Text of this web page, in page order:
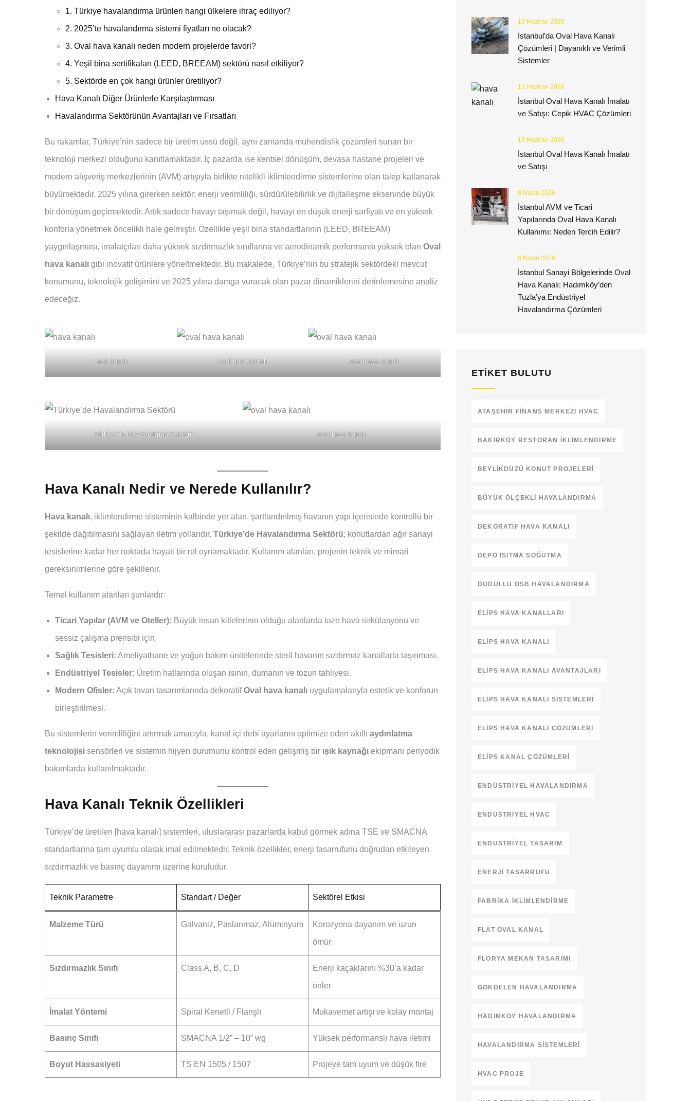
1. Türkiye havalandırma ürünleri hangi ülkelere ihraç ediliyor?
2. 2025’te havalandırma sistemi fiyatları ne olacak?
3. Oval hava kanalı neden modern projelerde favori?
4. Yeşil bina sertifikaları (LEED, BREEAM) sektörü nasıl etkiliyor?
5. Sektörde en çok hangi ürünler üretiliyor?
Hava Kanalı Diğer Ürünlerle Karşılaştırması
Havalandırma Sektörünün Avantajları ve Fırsatları
Bu rakamlar, Türkiye’nin sadece bir üretim üssü değil, aynı zamanda mühendislik çözümleri sunan bir
teknoloji merkezi olduğunu kanıtlamaktadır. İç pazarda ise kentsel dönüşüm, devasa hastane projeleri ve
modern alışveriş merkezlerinin (AVM) artışıyla birlikte nitelikli iklimlendirme sistemlerine olan talep katlanarak
büyümektedir. 2025 yılına girerken sektör; enerji verimliliği, sürdürülebilirlik ve dijitalleşme ekseninde büyük
bir dönüşüm geçirmektedir. Artık sadece havayı taşımak değil, havayı en düşük enerji sarfiyatı ve en yüksek
konforla yönetmek öncelikli hale gelmiştir. Özellikle yeşil bina standartlarının (LEED, BREEAM)
yaygınlaşması, imalatçıları daha yüksek sızdırmazlık sınıflarına ve aerodinamik performansı yüksek olan Oval
hava kanalı gibi inovatif ürünlere yöneltmektedir. Bu makalede, Türkiye’nin bu stratejik sektördeki mevcut
konumunu, teknolojik gelişimini ve 2025 yılına damga vuracak olan pazar dinamiklerini derinlemesine analiz
edeceğiz.
hava kanalı oval hava kanalı oval hava kanalı
Türkiye’de Havalandırma Sektörü oval hava kanalı
Hava Kanalı Nedir ve Nerede Kullanılır?
Hava kanalı, iklimlendirme sisteminin kalbinde yer alan, şartlandırılmış havanın yapı içerisinde kontrollü bir
şekilde dağıtılmasını sağlayan iletim yollarıdır. Türkiye’de Havalandırma Sektörü; konutlardan ağır sanayi
tesislerine kadar her noktada hayati bir rol oynamaktadır. Kullanım alanları, projenin teknik ve mimari
gereksinimlerine göre şekillenir.
Temel kullanım alanları şunlardır:
Ticari Yapılar (AVM ve Oteller): Büyük insan kitlelerinin olduğu alanlarda taze hava sirkülasyonu ve
sessiz çalışma prensibi için.
Sağlık Tesisleri: Ameliyathane ve yoğun bakım ünitelerinde steril havanın sızdırmaz kanallarla taşınması.
Endüstriyel Tesisler: Üretim hatlarında oluşan ısının, dumanın ve tozun tahliyesi.
Modern Ofisler: Açık tavan tasarımlarında dekoratifOval hava kanalı uygulamalarıyla estetik ve konforun
birleştirilmesi.
Bu sistemlerin verimliliğini artırmak amacıyla, kanal içi debi ayarlarını optimize eden akıllı aydınlatma
teknolojisi sensörleri ve sistemin hijyen durumunu kontrol eden gelişmiş bir ışık kaynağı ekipmanı periyodik
bakımlarda kullanılmaktadır.
Hava Kanalı Teknik Özellikleri
Türkiye’de üretilen [hava kanalı] sistemleri, uluslararası pazarlarda kabul görmek adına TSE ve SMACNA
standartlarına tam uyumlu olarak imal edilmektedir. Teknik özellikler, enerji tasarrufunu doğrudan etkileyen
sızdırmazlık ve basınç dayanımı üzerine kuruludur.
Teknik Parametre Standart / Değer Sektörel Etkisi
Malzeme Türü Galvaniz, Paslanmaz, Alüminyum
Korozyona dayanım ve uzun
ömür
Sızdırmazlık Sınıfı Class A, B, C, D
Enerji kaçaklarını %30’a kadar
önler
İmalat Yöntemi Spiral Kenetli / Flanşlı Mukavemet artışı ve kolay montaj
Basınç Sınıfı SMACNA 1/2” – 10” wg Yüksek performanslı hava iletimi
Boyut Hassasiyeti TS EN 1505 / 1507 Projeye tam uyum ve düşük fire
13 Haziran 2026
İstanbul’da Oval Hava Kanalı
Çözümleri | Dayanıklı ve Verimli
Sistemler
13 Haziran 2026
İstanbul Oval Hava Kanalı İmalatı
ve Satışı: Cepik HVAC Çözümleri
13 Haziran 2026
İstanbul Oval Hava Kanalı İmalatı
ve Satışı
8 Nisan 2026
İstanbul AVM ve Ticari
Yapılarında Oval Hava Kanalı
Kullanımı: Neden Tercih Edilir?
8 Nisan 2026
İstanbul Sanayi Bölgelerinde Oval
Hava Kanalı: Hadımköy’den
Tuzla’ya Endüstriyel
Havalandırma Çözümleri
ETIKET BULUTU
ATAŞEHIR FINANS MERKEZI HVAC
BAKIRKÖY RESTORAN İKLIMLENDIRME
BEYLIKDÜZÜ KONUT PROJELERI
BÜYÜK ÖLÇEKLI HAVALANDIRMA
DEKORATIF HAVA KANALI
DEPO ISITMA SOĞUTMA
DUDULLU OSB HAVALANDIRMA
ELIPS HAVA KANALLARI
ELIPS HAVA KANALI
ELIPS HAVA KANALI AVANTAJLARI
ELIPS HAVA KANALI SISTEMLERI
ELIPS HAVA KANALI ÇÖZÜMLERI
ELIPS KANAL ÇÖZÜMLERI
ENDÜSTRIYEL HAVALANDIRMA
ENDÜSTRIYEL HVAC
ENDÜSTRIYEL TASARIM
ENERJI TASARRUFU
FABRIKA İKLIMLENDIRME
FLAT OVAL KANAL
FLORYA MEKAN TASARIMI
GÖKDELEN HAVALANDIRMA
HADIMKÖY HAVALANDIRMA
HAVALANDIRMA SISTEMLERI
HVAC PROJE